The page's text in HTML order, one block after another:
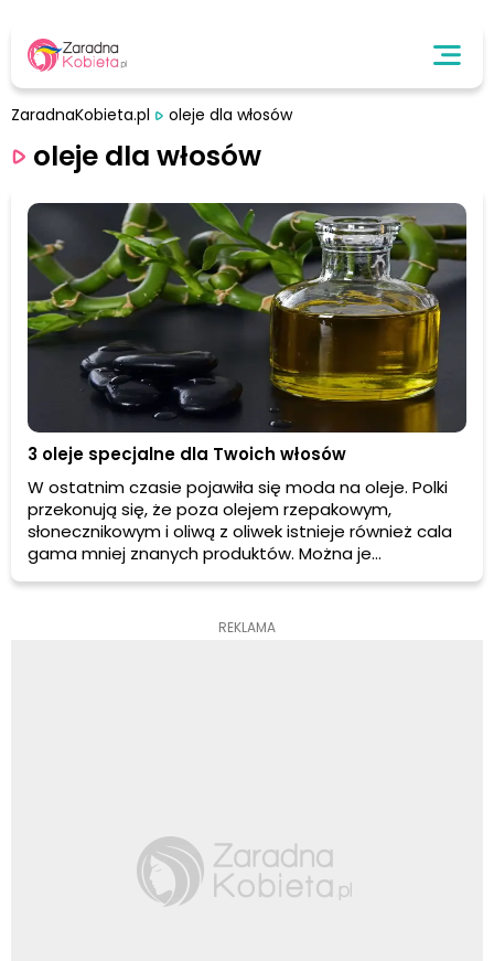
ZaradnaKobieta.pl oleje dla włosów
oleje dla włosów
3 oleje specjalne dla Twoich włosów
W ostatnim czasie pojawiła się moda na oleje. Polki
przekonują się, że poza olejem rzepakowym,
słonecznikowym i oliwą z oliwek istnieje również cala
gama mniej znanych produktów. Można je
wykorzystać w kuchni, ale równie dobrze sprawdzają
opowiemy o trzech olejach, które pomogą Twoim
REKLAMA